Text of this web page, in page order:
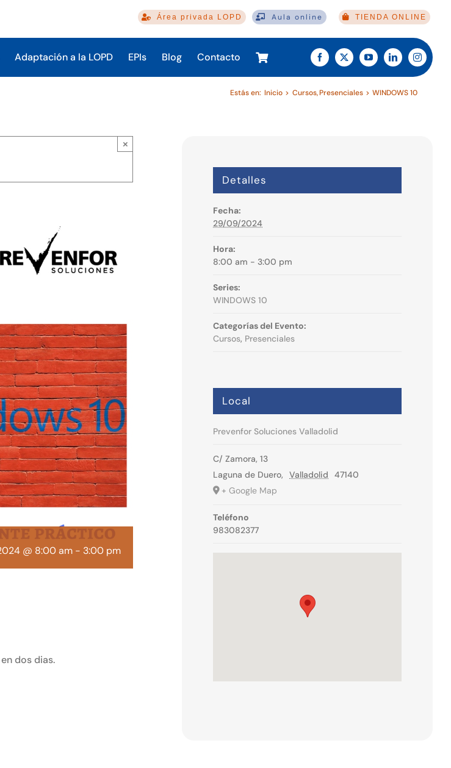
Área privada LOPD Aula online TIENDA ONLINE
Adaptación a la LOPD EPIs Blog Contacto
Estás en: Inicio Cursos Presenciales WINDOWS 10
×
@ 8:00 am - 3:00 pm
dos dias.
Detalles
Fecha:
29/09/2024
Hora:
8:00 am - 3:00 pm
Series:
WINDOWS 10
Categorías del Evento:
Cursos, Presenciales
Local
Prevenfor Soluciones Valladolid
C/ Zamora, 13
Laguna de Duero, Valladolid
47140
+ Google Map
Teléfono
983082377